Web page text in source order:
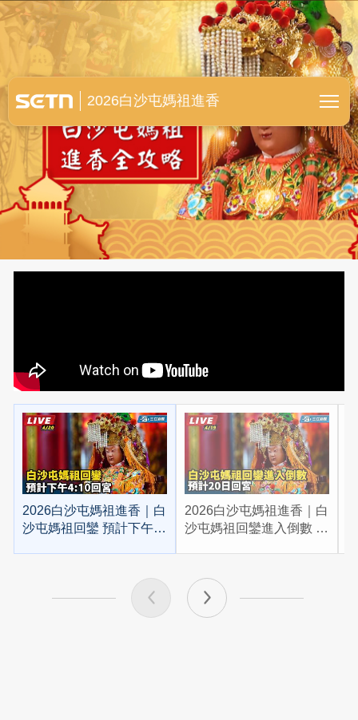
白沙屯媽祖進香全紀錄
2026白沙屯媽祖進香
2026白沙屯媽祖進香｜白
沙屯媽祖回鑾 預計下午
2026白沙屯媽祖進香｜白
沙屯媽祖回鑾進入倒數 預